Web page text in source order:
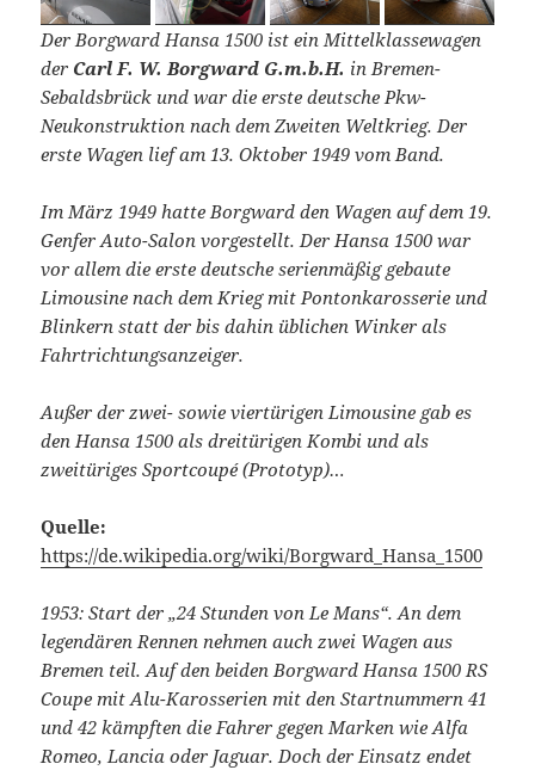
Der Borgward Hansa 1500 ist ein Mittelklassewagen
der Carl F. W. Borgward G.m.b.H. in Bremen-
Sebaldsbrück und war die erste deutsche Pkw-
Neukonstruktion nach dem Zweiten Weltkrieg. Der
erste Wagen lief am 13. Oktober 1949 vom Band.
Im März 1949 hatte Borgward den Wagen auf dem 19.
Genfer Auto-Salon vorgestellt. Der Hansa 1500 war
vor allem die erste deutsche serienmäßig gebaute
Limousine nach dem Krieg mit Pontonkarosserie und
Blinkern statt der bis dahin üblichen Winker als
Fahrtrichtungsanzeiger.
Außer der zwei- sowie viertürigen Limousine gab es
den Hansa 1500 als dreitürigen Kombi und als
zweitüriges Sportcoupé (Prototyp)…
Quelle:
https://de.wikipedia.org/wiki/Borgward_Hansa_1500
1953: Start der „24 Stunden von Le Mans“. An dem
legendären Rennen nehmen auch zwei Wagen aus
Bremen teil. Auf den beiden Borgward Hansa 1500 RS
Coupe mit Alu-Karosserien mit den Startnummern 41
und 42 kämpften die Fahrer gegen Marken wie Alfa
Romeo, Lancia oder Jaguar. Doch der Einsatz endet